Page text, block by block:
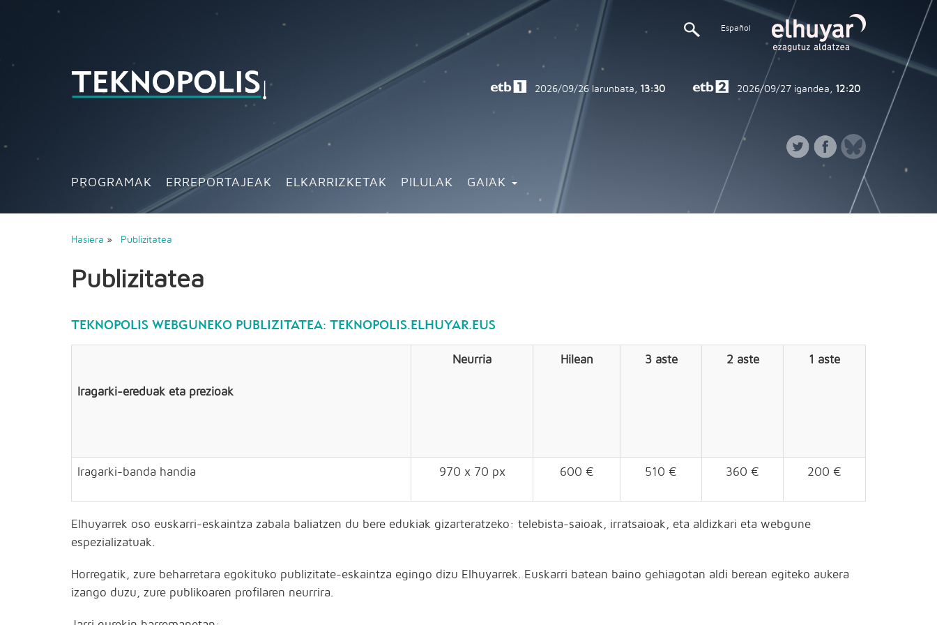
Español
PROGRAMAK ERREPORTAJEAK ELKARRIZKETAK PILULAK GAIAK
2026/09/26 larunbata, 13:30 2026/09/27 igandea, 12:20
Hasiera » Publizitatea
Publizitatea
TEKNOPOLIS WEBGUNEKO PUBLIZITATEA: TEKNOPOLIS.ELHUYAR.EUS
Iragarki-ereduak eta prezioak
Neurria Hilean 3 aste 2 aste 1 aste
Iragarki-banda handia 970 x 70 px 600 € 510 € 360 € 200 €
Elhuyarrek oso euskarri-eskaintza zabala baliatzen du bere edukiak gizarteratzeko: telebista-saioak, irratsaioak, eta aldizkari eta webgune
espezializatuak.
Horregatik, zure beharretara egokituko publizitate-eskaintza egingo dizu Elhuyarrek. Euskarri batean baino gehiagotan aldi berean egiteko aukera
izango duzu, zure publikoaren profilaren neurrira.